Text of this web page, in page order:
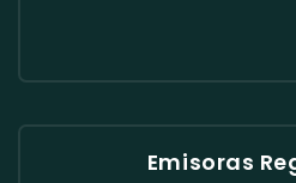
Emisoras